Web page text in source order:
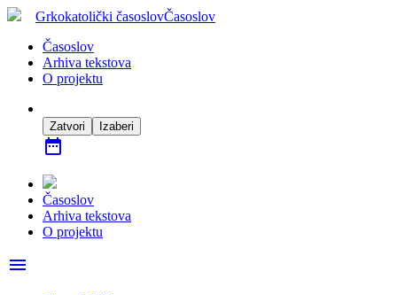
Grkokatolički časoslovČasoslov
Časoslov
Arhiva tekstova
O projektu
Zatvori Izaberi
date_range
Časoslov
Arhiva tekstova
O projektu
menu